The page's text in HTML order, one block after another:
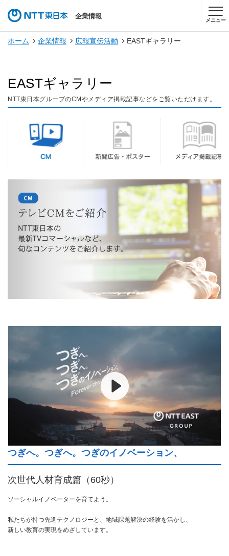
企業情報
メニュー
ホーム 企業情報 広報宣伝活動 EASTギャラリー
EASTギャラリー
NTT東日本グループのCMやメディア掲載記事などをご覧いただけます。
つぎへ。つぎへ。つぎのイノベーション、
次世代人材育成篇（60秒）
ソーシャルイノベーターを育てよう。
私たちが持つ先進テクノロジーと、地域課題解決の経験を活かし、
新しい教育の実現をめざしています。